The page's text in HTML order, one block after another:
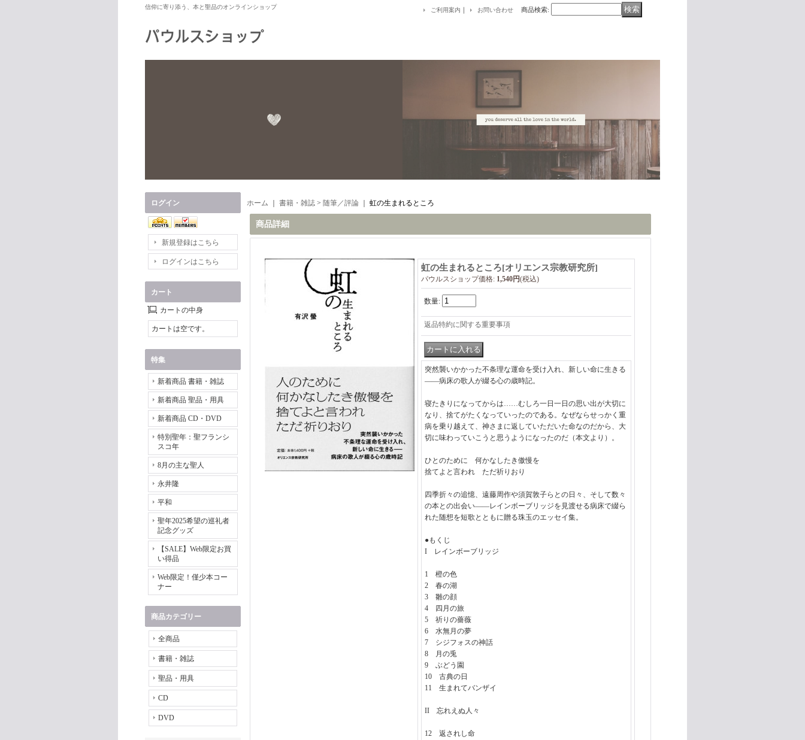
信仰に寄り添う、本と聖品のオンラインショップ ご利用案内 ｜ お問い合わせ 商品検索:
ログイン
新規登録はこちら
ログインはこちら
カート
カートの中身
カートは空です。
特集
新着商品 書籍・雑誌
新着商品 聖品・用具
新着商品 CD・DVD
特別聖年：聖フランシ
スコ年
8月の主な聖人
永井隆
平和
聖年2025希望の巡礼者
記念グッズ
【SALE】Web限定お買
い得品
Web限定！僅少本コー
ナー
商品カテゴリー
全商品
書籍・雑誌
聖品・用具
CD
DVD
ホーム 書籍・雑誌 > 随筆／評論 虹の生まれるところ
商品詳細
虹の生まれるところ[オリエンス宗教研究所]
パウルスショップ価格: 1,540円(税込)
数量:
返品特約に関する重要事項
突然襲いかかった不条理な運命を受け入れ、新しい命に生きる
――病床の歌人が綴る心の歳時記。
寝たきりになってからは……むしろ一日一日の思い出が大切に
なり、捨てがたくなっていったのである。なぜならせっかく重
病を乗り越えて、神さまに返していただいた命なのだから、大
切に味わっていこうと思うようになったのだ（本文より）。
ひとのために 何かなしたき傲慢を
捨てよと言われ ただ祈りおり
四季折々の追憶、遠藤周作や須賀敦子らとの日々、そして数々
の本との出会い――レインボーブリッジを見渡せる病床で綴ら
れた随想を短歌とともに贈る珠玉のエッセイ集。
●もくじ
I レインボーブリッジ
1 橙の色
2 春の湖
3 雛の顔
4 四月の旅
5 祈りの薔薇
6 水無月の夢
7 シジフォスの神話
8 月の兎
9 ぶどう園
10 古典の日
11 生まれてバンザイ
II 忘れえぬ人々
12 返されし命